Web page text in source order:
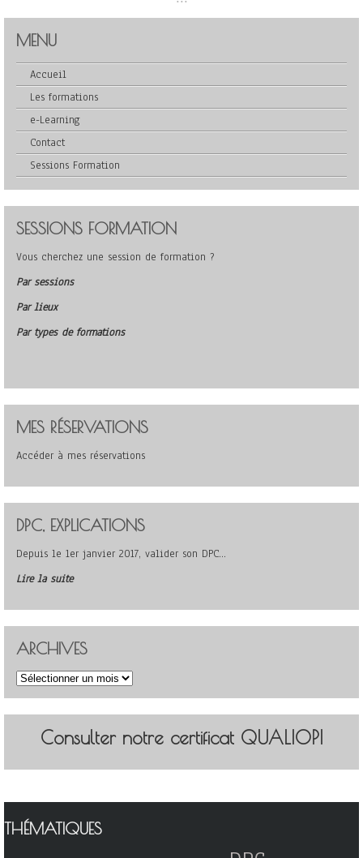
MENU
Accueil
Les formations
e-Learning
Contact
Sessions Formation
SESSIONS FORMATION
Vous cherchez une session de formation ?
Par sessions
Par lieux
Par types de formations
MES RÉSERVATIONS
Accéder à mes réservations
DPC, EXPLICATIONS
Depuis le 1er janvier 2017, valider son DPC…
Lire la suite
ARCHIVES
Archives
Consulter notre certificat QUALIOPI
THÉMATIQUES